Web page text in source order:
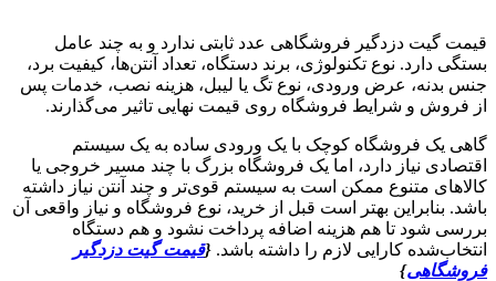
قیمت گیت دزدگیر فروشگاهی عدد ثابتی ندارد و به چند عامل
بستگی دارد. نوع تکنولوژی، برند دستگاه، تعداد آنتن‌ها، کیفیت برد،
جنس بدنه، عرض ورودی، نوع تگ یا لیبل، هزینه نصب، خدمات پس
از فروش و شرایط فروشگاه روی قیمت نهایی تاثیر می‌گذارند.
گاهی یک فروشگاه کوچک با یک ورودی ساده به یک سیستم
اقتصادی نیاز دارد، اما یک فروشگاه بزرگ با چند مسیر خروجی یا
کالاهای متنوع ممکن است به سیستم قوی‌تر و چند آنتن نیاز داشته
باشد. بنابراین بهتر است قبل از خرید، نوع فروشگاه و نیاز واقعی آن
بررسی شود تا هم هزینه اضافه پرداخت نشود و هم دستگاه
انتخاب‌شده کارایی لازم را داشته باشد. {قیمت گیت دزدگیر
فروشگاهی}